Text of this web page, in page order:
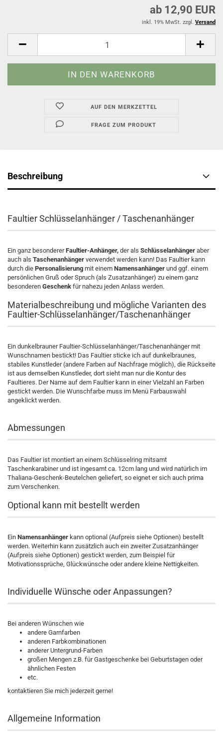
ab 12,90 EUR
inkl. 19% MwSt. zzgl. Versand
AUF DEN MERKZETTEL
FRAGE ZUM PRODUKT
Beschreibung
Faultier Schlüsselanhänger / Taschenanhänger
Ein ganz besondererFaultier-Anhänger, der als Schlüsselanhänger aber
auch als Taschenanhänger verwendet werden kann! Das Faultier kann
durch die Personalisierung mit einem Namensanhänger und ggf. einem
persönlichen Gruß oder Spruch (als Zusatzanhänger) zu einem ganz
besonderen Geschenk für nahezu jeden Anlass werden.
Materialbeschreibung und mögliche Varianten des
Faultier-Schlüsselanhänger/Taschenanhänger
Ein dunkelbrauner Faultier-Schlüsselanhänger/Taschenanhänger mit
Wunschnamen bestickt! Das Faultier sticke ich auf dunkelbraunes,
stabiles Kunstleder (andere Farben auf Nachfrage möglich), die Rückseite
ist aus demselben Kunstleder, dort sieht man nur die Kontur des
Faultieres. Der Name auf dem Faultier kann in einer Vielzahl an Farben
gestickt werden. Die Wunschfarbe muss im Menü Farbauswahl
angeklickt werden.
Abmessungen
Das Faultier ist montiert an einem Schlüsselring mitsamt
Taschenkarabiner und ist ingesamt ca. 12cm lang und wird natürlich im
Thaliana-Geschenk-Beutelchen geliefert, so eignet er sich auch prima
zum Verschenken.
Optional kann mit bestellt werden
Ein Namensanhänger kann optional (Aufpreis siehe Optionen) bestellt
werden. Weiterhin kann zusätzlich auch ein zweiter Zusatzanhänger
(Aufpreis siehe Optionen) gestickt werden, zum Beispiel für
Motivationssprüche, Glückwünsche oder andere kleine Nettigkeiten.
Individuelle Wünsche oder Anpassungen?
Bei anderen Wünschen wie
andere Garnfarben
anderen Farbkombinationen
anderer Untergrund-Farben
großen Mengen z.B. für Gastgeschenke bei Geburtstagen oder
ähnlichen Festen
etc.
kontaktieren Sie mich jederzeit gerne!
Allgemeine Information